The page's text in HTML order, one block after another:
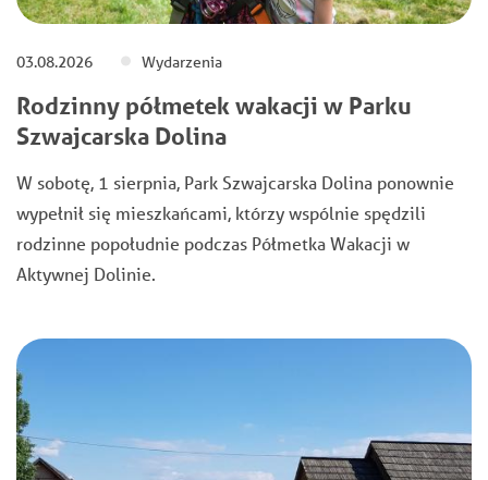
03.08.2026 Wydarzenia
Rodzinny półmetek wakacji w Parku
Szwajcarska Dolina
W sobotę, 1 sierpnia, Park Szwajcarska Dolina ponownie
wypełnił się mieszkańcami, którzy wspólnie spędzili
rodzinne popołudnie podczas Półmetka Wakacji w
Aktywnej Dolinie.